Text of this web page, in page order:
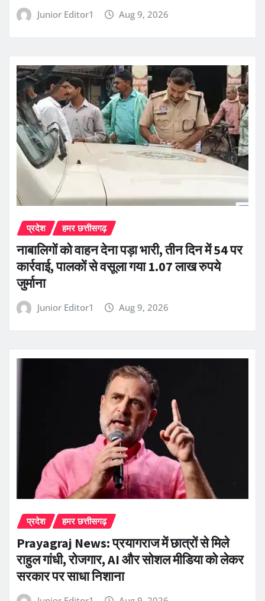
Junior Editor1 Aug 9, 2026
प्रदेश हमर छत्तीसगढ़
नाबालिगों को वाहन देना पड़ा भारी, तीन दिन में 54 पर
कार्रवाई, पालकों से वसूला गया 1.07 लाख रुपये
जुर्माना
Junior Editor1 Aug 9, 2026
प्रदेश हमर छत्तीसगढ़
Prayagraj News: प्रयागराज में छात्रों से मिले
राहुल गांधी, रोजगार, AI और सोशल मीडिया को लेकर
सरकार पर साधा निशाना